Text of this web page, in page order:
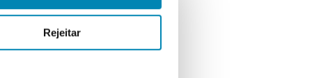
Rejeitar
Contactos
Telefone:+351 210 182 127
Email:info@etimportugal.pt